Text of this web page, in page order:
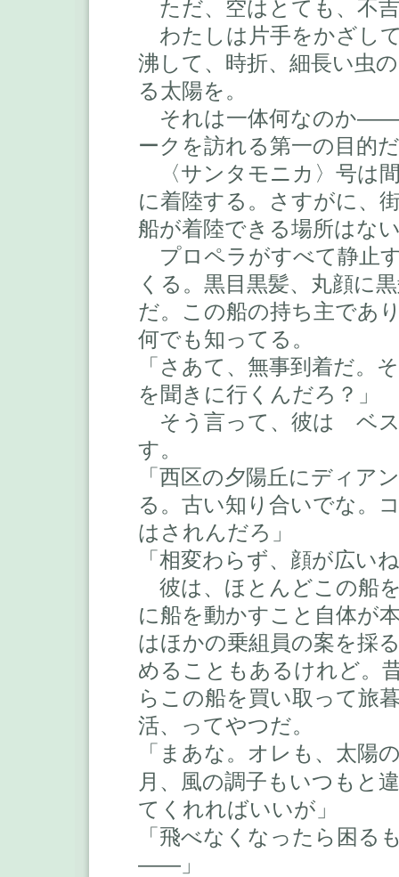
ただ、空はとても、不
わたしは片手をかざし
沸して、時折、細長い虫
る太陽を。
それは一体何なのか――
ークを訪れる第一の目的
〈サンタモニカ〉号は
に着陸する。さすがに、
船が着陸できる場所はな
プロペラがすべて静止
くる。黒目黒髪、丸顔に
だ。この船の持ち主であ
何でも知ってる。
「さあて、無事到着だ。
を聞きに行くんだろ？」
そう言って、彼は ベス
す。
「西区の夕陽丘にディア
る。古い知り合いでな。
はされんだろ」
「相変わらず、顔が広い
彼は、ほとんどこの船
に船を動かすこと自体が
はほかの乗組員の案を採
めることもあるけれど。
らこの船を買い取って旅
活、ってやつだ。
「まあな。オレも、太陽
月、風の調子もいつもと
てくれればいいが」
「飛べなくなったら困る
――」